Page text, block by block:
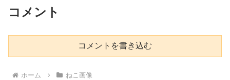
コメント
コメントを書き込む
ホーム ねこ画像